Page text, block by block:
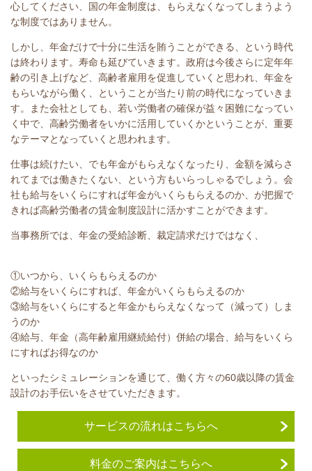
心してください、国の年金制度は、もらえなくなってしまうよう
な制度ではありません。
しかし、年金だけで十分に生活を賄うことができる、という時代
は終わります。寿命も延びていきます。政府は今後さらに定年年
齢の引き上げなど、高齢者雇用を促進していくと思われ、年金を
もらいながら働く、ということが当たり前の時代になっていきま
す。また会社としても、若い労働者の確保が益々困難になってい
く中で、高齢労働者をいかに活用していくかということが、重要
なテーマとなっていくと思われます。
仕事は続けたい、でも年金がもらえなくなったり、金額を減らさ
れてまでは働きたくない、という方もいらっしゃるでしょう。会
社も給与をいくらにすれば年金がいくらもらえるのか、が把握で
きれば高齢労働者の賃金制度設計に活かすことができます。
当事務所では、年金の受給診断、裁定請求だけではなく、
①いつから、いくらもらえるのか
②給与をいくらにすれば、年金がいくらもらえるのか
③給与をいくらにすると年金かもらえなくなって（減って）しま
うのか
④給与、年金（高年齢雇用継続給付）併給の場合、給与をいくら
にすればお得なのか
といったシミュレーションを通じて、働く方々の60歳以降の賃金
設計のお手伝いをさせていただきます。
サービスの流れはこちらへ
料金のご案内はこちらへ